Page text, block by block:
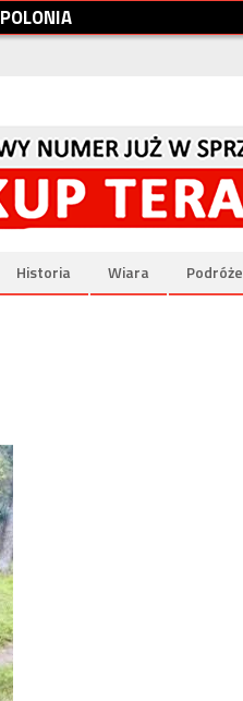
POLONIA
Historia Wiara Podróże